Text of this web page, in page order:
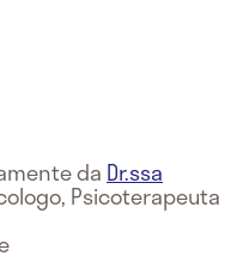
da Dr.ssa
Psicoterapeuta